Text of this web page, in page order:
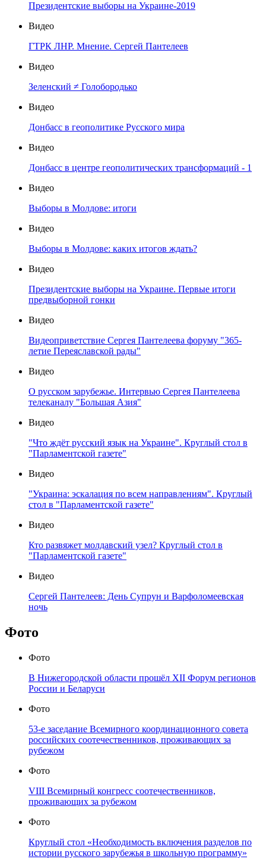
Президентские выборы на Украине-2019
Видео
ГТРК ЛНР. Мнение. Сергей Пантелеев
Видео
Зеленский ≠ Голобородько
Видео
Донбасс в геополитике Русского мира
Видео
Донбасс в центре геополитических трансформаций - 1
Видео
Выборы в Молдове: итоги
Видео
Выборы в Молдове: каких итогов ждать?
Видео
Президентские выборы на Украине. Первые итоги
предвыборной гонки
Видео
Видеоприветствие Сергея Пантелеева форуму "365-
летие Переяславской рады"
Видео
О русском зарубежье. Интервью Сергея Пантелеева
телеканалу "Большая Азия"
Видео
"Что ждёт русский язык на Украине". Круглый стол в
"Парламентской газете"
Видео
"Украина: эскалация по всем направлениям". Круглый
стол в "Парламентской газете"
Видео
Кто развяжет молдавский узел? Круглый стол в
"Парламентской газете"
Видео
Сергей Пантелеев: День Супрун и Варфоломеевская
ночь
Фото
Фото
В Нижегородской области прошёл XII Форум регионов
России и Беларуси
Фото
53-е заседание Всемирного координационного совета
российских соотечественников, проживающих за
рубежом
Фото
VIII Всемирный конгресс соотечественников,
проживающих за рубежом
Фото
Круглый стол «Необходимость включения разделов по
истории русского зарубежья в школьную программу»